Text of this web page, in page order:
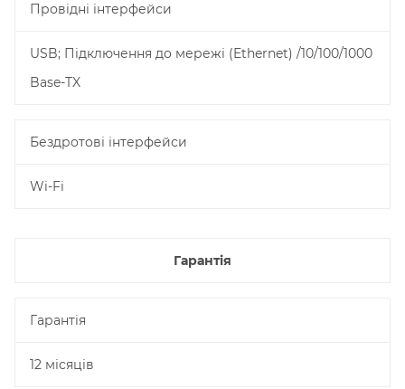
Провідні інтерфейси
USB; Підключення до мережі (Ethernet) /10/100/1000
Base-TX
Бездротові інтерфейси
Wi-Fi
Гарантія
Гарантія
12 місяців